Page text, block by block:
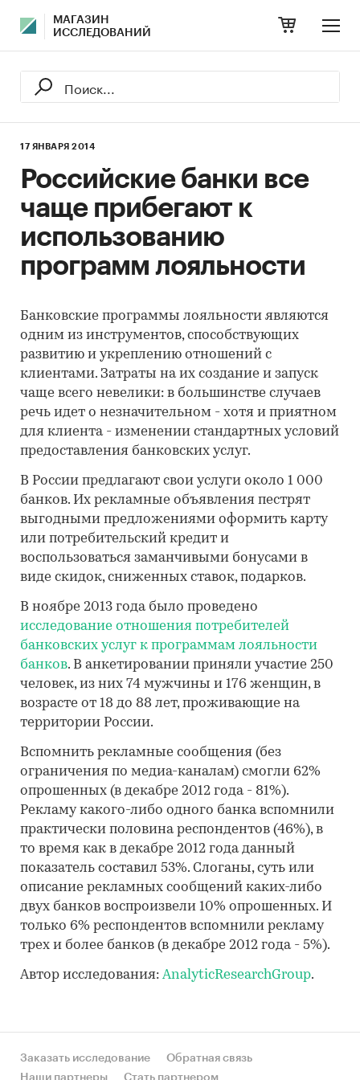
МАГАЗИН
ИССЛЕДОВАНИЙ
17 ЯНВАРЯ 2014
Российские банки все
чаще прибегают к
использованию
программ лояльности
Банковские программы лояльности являются
одним из инструментов, способствующих
развитию и укреплению отношений с
клиентами. Затраты на их создание и запуск
чаще всего невелики: в большинстве случаев
речь идет о незначительном - хотя и приятном
для клиента - изменении стандартных условий
предоставления банковских услуг.
В России предлагают свои услуги около 1 000
банков. Их рекламные объявления пестрят
выгодными предложениями оформить карту
или потребительский кредит и
воспользоваться заманчивыми бонусами в
виде скидок, сниженных ставок, подарков.
В ноябре 2013 года было проведено
исследование отношения потребителей
банковских услуг к программам лояльности
банков. В анкетировании приняли участие 250
человек, из них 74 мужчины и 176 женщин, в
возрасте от 18 до 88 лет, проживающие на
территории России.
Вспомнить рекламные сообщения (без
ограничения по медиа-каналам) смогли 62%
опрошенных (в декабре 2012 года - 81%).
Рекламу какого-либо одного банка вспомнили
практически половина респондентов (46%), в
то время как в декабре 2012 года данный
показатель составил 53%. Слоганы, суть или
описание рекламных сообщений каких-либо
двух банков воспроизвели 10% опрошенных. И
только 6% респондентов вспомнили рекламу
трех и более банков (в декабре 2012 года - 5%).
Автор исследования: AnalyticResearchGroup.
Заказать исследование
Обратная связь
Наши партнеры
Стать партнером